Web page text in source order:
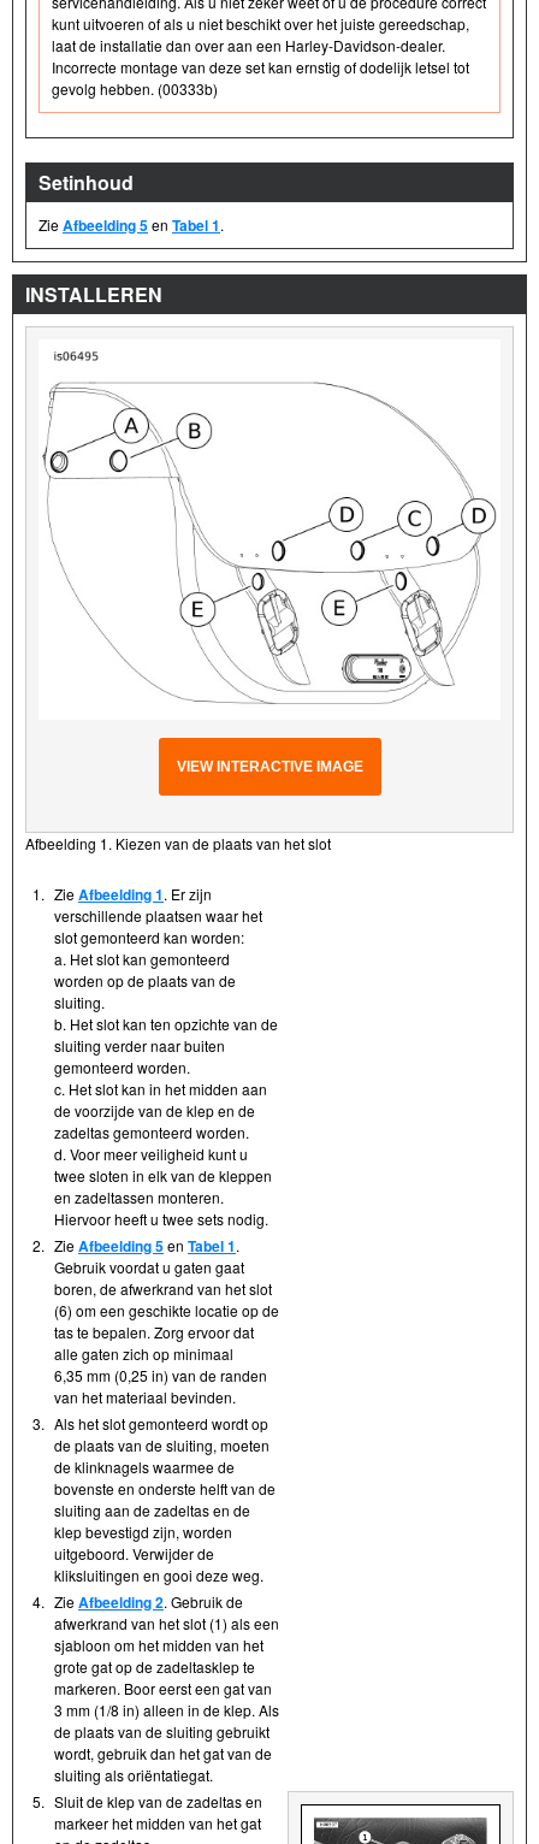
kunt uitvoeren of als u niet beschikt over het juiste gereedschap,
laat de installatie dan over aan een Harley-Davidson-dealer.
Incorrecte montage van deze set kan ernstig of dodelijk letsel tot
gevolg hebben. (00333b)
Setinhoud
ZieAfbeelding 5en Tabel 1.
INSTALLEREN
VIEW INTERACTIVE IMAGE
Afbeelding 1. Kiezen van de plaats van het slot
1. ZieAfbeelding 1. Er zijn
verschillende plaatsen waar het
slot gemonteerd kan worden:
a. Het slot kan gemonteerd
worden op de plaats van de
sluiting.
b. Het slot kan ten opzichte van de
sluiting verder naar buiten
gemonteerd worden.
c. Het slot kan in het midden aan
de voorzijde van de klep en de
zadeltas gemonteerd worden.
d. Voor meer veiligheid kunt u
twee sloten in elk van de kleppen
en zadeltassen monteren.
Hiervoor heeft u twee sets nodig.
2. ZieAfbeelding 5en Tabel 1.
Gebruik voordat u gaten gaat
boren, de afwerkrand van het slot
(6) om een geschikte locatie op de
tas te bepalen. Zorg ervoor dat
alle gaten zich op minimaal
6,35 mm (0,25 in) van de randen
van het materiaal bevinden.
3. Als het slot gemonteerd wordt op
de plaats van de sluiting, moeten
de klinknagels waarmee de
bovenste en onderste helft van de
sluiting aan de zadeltas en de
klep bevestigd zijn, worden
uitgeboord. Verwijder de
kliksluitingen en gooi deze weg.
4. ZieAfbeelding 2. Gebruik de
afwerkrand van het slot (1) als een
sjabloon om het midden van het
grote gat op de zadeltasklep te
markeren. Boor eerst een gat van
3 mm (1/8 in) alleen in de klep. Als
de plaats van de sluiting gebruikt
wordt, gebruik dan het gat van de
sluiting als oriëntatiegat.
5. Sluit de klep van de zadeltas en
markeer het midden van het gat